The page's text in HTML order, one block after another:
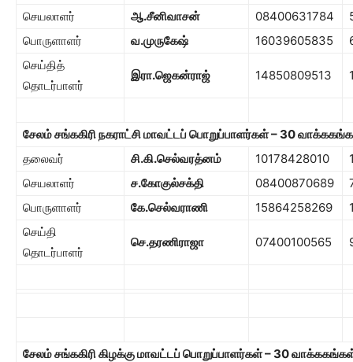
செயலாளர்
ஆ.சீனிவாசன் 08400631784
பொருளாளர்
வ.முருகேஷ் 16039605835
செய்தித்
தொடர்பாளர்
இரா.ஜெகன்ராஜ் 14850809513
சேலம் சங்ககிரி நகராட்சி மாவட்டப் பொறுப்பாளர்கள்– 30
தலைவர்
சி.கி.செல்வரத்னம் 10178428010
செயலாளர்
ச.கோகுல்சக்தி 08400870689
பொருளாளர்
கே.செல்வராணி 15864258269
செய்தி
தொடர்பாளர்
செ.தரணிராஜா 07400100565
சேலம் சங்ககிரி கிழக்கு மாவட்டப் பொறுப்பாளர்கள்– 30